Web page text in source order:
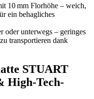
10 mm Florhöhe – weich,
ein behagliches
oder unterwegs – geringes
transportieren dank
STUART
High-Tech-